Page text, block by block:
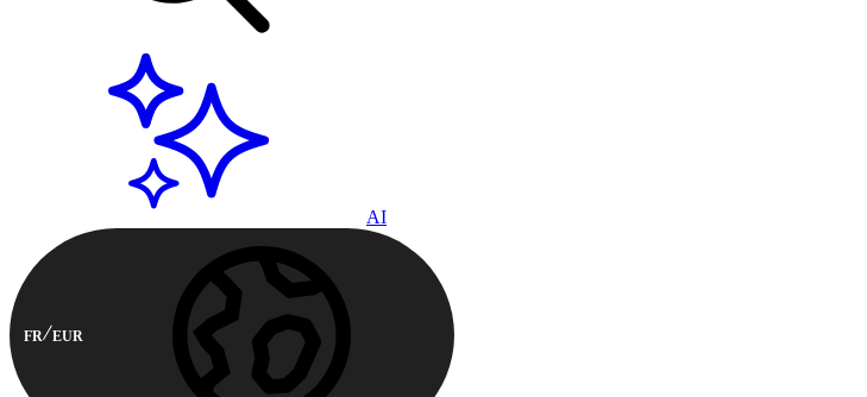
AI
FR EUR